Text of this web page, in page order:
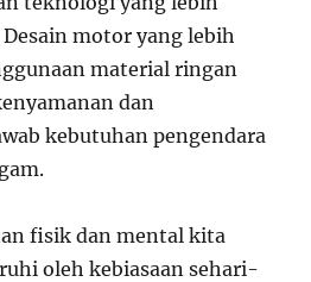
motor yang lebih
material ringan
dan
kebutuhan pengendara
fisik dan mental kita
oleh kebiasaan sehari-